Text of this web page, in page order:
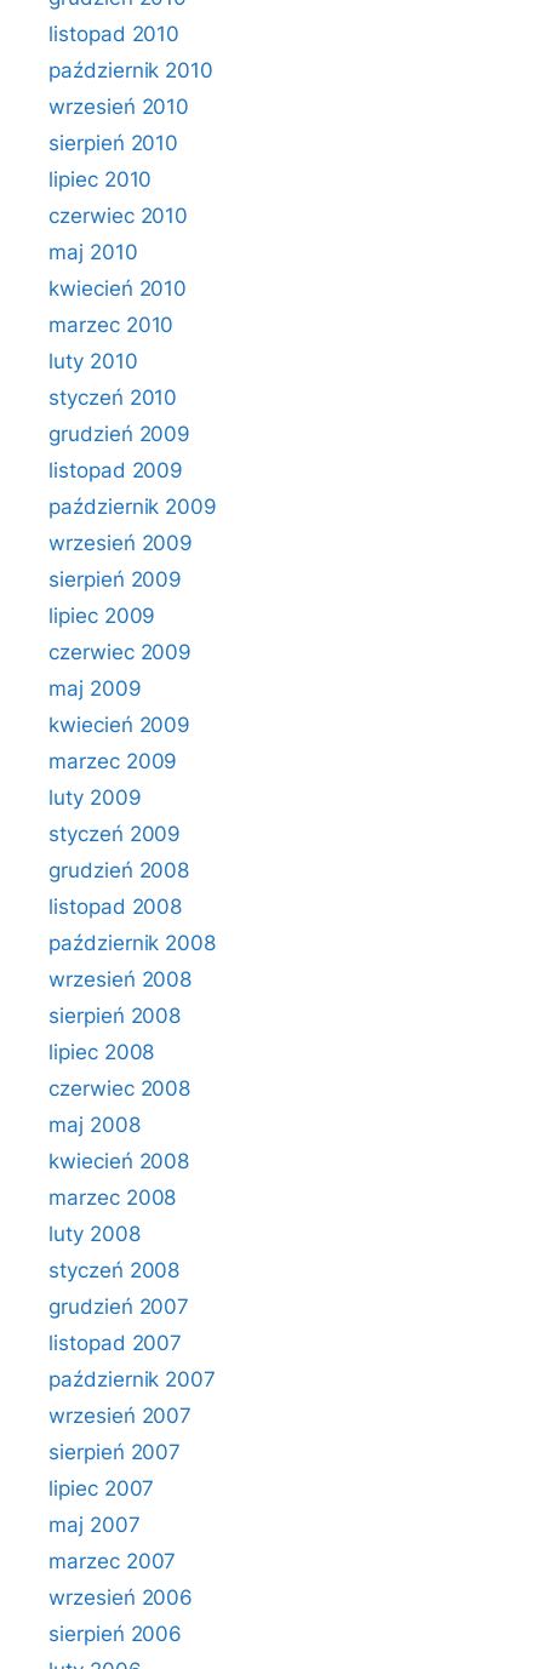
listopad 2010
październik 2010
wrzesień 2010
sierpień 2010
lipiec 2010
czerwiec 2010
maj 2010
kwiecień 2010
marzec 2010
luty 2010
styczeń 2010
grudzień 2009
listopad 2009
październik 2009
wrzesień 2009
sierpień 2009
lipiec 2009
czerwiec 2009
maj 2009
kwiecień 2009
marzec 2009
luty 2009
styczeń 2009
grudzień 2008
listopad 2008
październik 2008
wrzesień 2008
sierpień 2008
lipiec 2008
czerwiec 2008
maj 2008
kwiecień 2008
marzec 2008
luty 2008
styczeń 2008
grudzień 2007
listopad 2007
październik 2007
wrzesień 2007
sierpień 2007
lipiec 2007
maj 2007
marzec 2007
wrzesień 2006
sierpień 2006